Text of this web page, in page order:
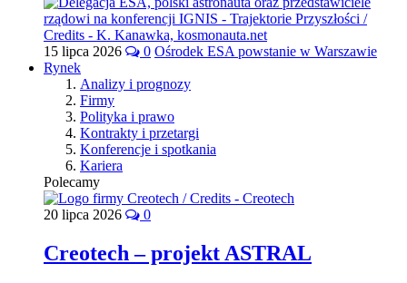
15 lipca 2026 0 Ośrodek ESA powstanie w Warszawie
Rynek
Analizy i prognozy
Firmy
Polityka i prawo
Kontrakty i przetargi
Konferencje i spotkania
Kariera
Polecamy
20 lipca 2026 0
Creotech – projekt ASTRAL